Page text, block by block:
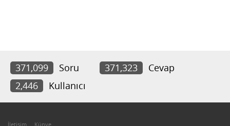
371,099 Soru 371,323
Cevap
2,446
Kullanıcı
İletişim Künye